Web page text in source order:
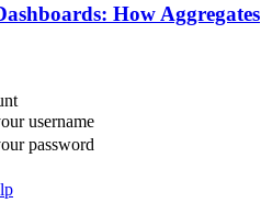
How Aggregates
username
password